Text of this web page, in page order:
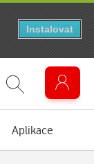
Aplikace
Instalovat